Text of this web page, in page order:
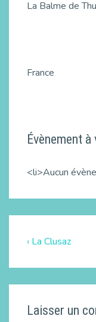
La Balme de
France
Évènement à
<li>Aucun
‹ La Clusaz
Laisser un